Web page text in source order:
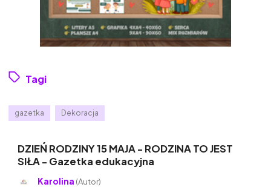
Tagi
gazetka Dekoracja
DZIEŃ RODZINY 15 MAJA - RODZINA TO JEST
SIŁA - Gazetka edukacyjna
Karolina (Autor)